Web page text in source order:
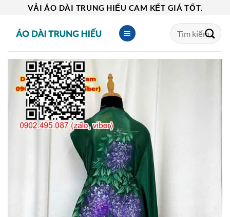
content
VẢI ÁO DÀI TRUNG HIẾU CAM KẾT GIÁ TỐT.
Tìm
kiếm: